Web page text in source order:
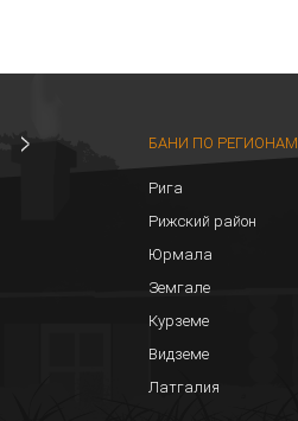
БАНИ ПО РЕГИОНАМ
Рига
Рижский район
Юрмала
Земгале
Курземе
Видземе
Латгалия